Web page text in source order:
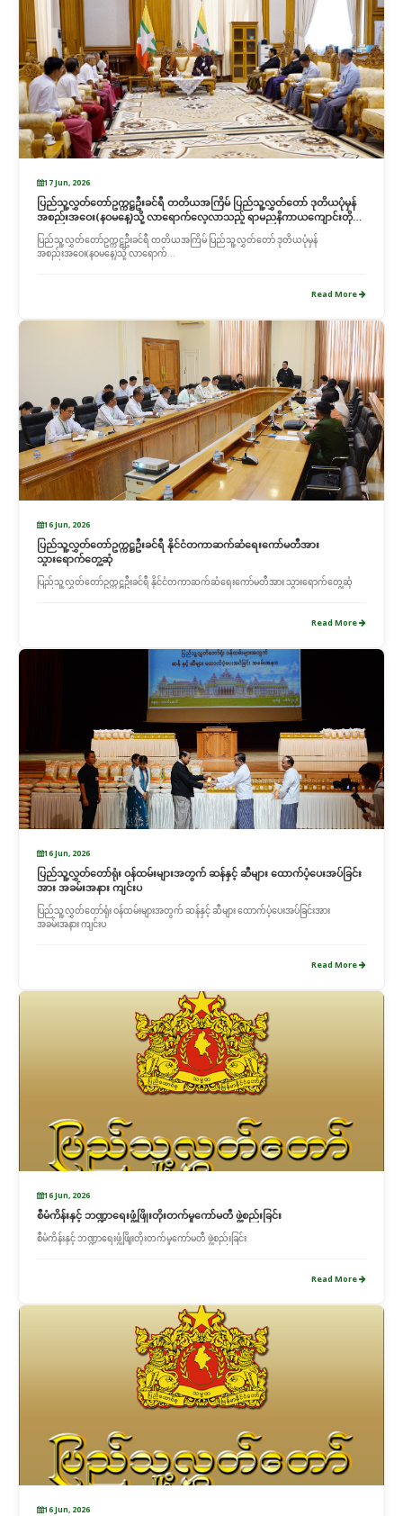
17 Jun, 2026
ပြည်သူ့လွှတ်တော်ဥက္ကဋ္ဌဦးခင်ရီ တတိယအကြိမ် ပြည်သူ့လွှတ်တော် ဒုတိယပုံမှန်
အစည်းအဝေး(နဝမနေ့)သို့ လာရောက်လေ့လာသည့် ရာမညနိကာယကျောင်းတိုက်
ဆရာတော် ဘဒ္ဒန္တဉာဏပါလ အား တွေ့ဆုံ
ပြည်သူ့လွှတ်တော်ဥက္ကဋ္ဌဦးခင်ရီ တတိယအကြိမ် ပြည်သူ့လွှတ်တော် ဒုတိယပုံမှန်
အစည်းအဝေး(နဝမနေ့)သို့ လာရောက်...
Read More
16 Jun, 2026
ပြည်သူ့လွှတ်တော်ဥက္ကဋ္ဌဦးခင်ရီ နိုင်ငံတကာဆက်ဆံရေးကော်မတီအား
သွားရောက်တွေ့ဆုံ
ပြည်သူ့လွှတ်တော်ဥက္ကဋ္ဌဦးခင်ရီ နိုင်ငံတကာဆက်ဆံရေးကော်မတီအား သွားရောက်တွေ့ဆုံ
Read More
16 Jun, 2026
ပြည်သူ့လွှတ်တော်ရုံး ဝန်ထမ်းများအတွက် ဆန်နှင့် ဆီများ ထောက်ပံ့ပေးအပ်ခြင်း
အား အခမ်းအနား ကျင်းပ
ပြည်သူ့လွှတ်တော်ရုံး ဝန်ထမ်းများအတွက် ဆန်နှင့် ဆီများ ထောက်ပံ့ပေးအပ်ခြင်းအား
အခမ်းအနား ကျင်းပ
Read More
16 Jun, 2026
စီမံကိန်းနှင့် ဘဏ္ဍာရေးဖွံ့ဖြိုးတိုးတက်မှုကော်မတီ ဖွဲ့စည်းခြင်း
စီမံကိန်းနှင့် ဘဏ္ဍာရေးဖွံ့ဖြိုးတိုးတက်မှုကော်မတီ ဖွဲ့စည်းခြင်း
Read More
16 Jun, 2026